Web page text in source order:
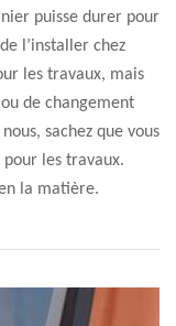
puisse durer pour
l’installer chez
les travaux, mais
de changement
sachez que vous
les travaux.
la matière.